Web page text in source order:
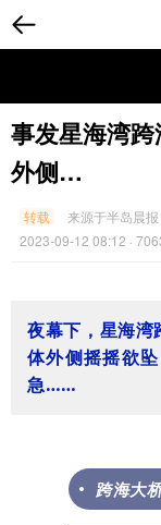
事发星海湾
外侧…
转载 来源于半岛晨报
2023-09-12 08:12 ·
夜幕下，星海湾
体外侧摇摇欲
急……
跨海大